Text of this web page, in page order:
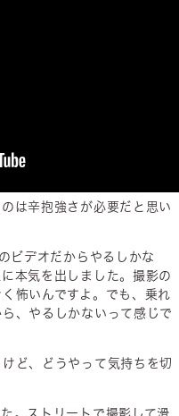
は辛抱強さが必要だと思い
ビデオだからやるしかな
本気を出しました。撮影の
怖いんですよ。でも、乗れ
、やるしかないって感じで
ど、どうやって気持ちを切